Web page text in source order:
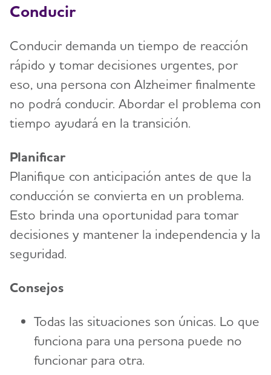
Conducir
Conducir demanda un tiempo de reacción
rápido y tomar decisiones urgentes, por
eso, una persona con Alzheimer finalmente
no podrá conducir. Abordar el problema con
tiempo ayudará en la transición.
Planificar
Planifique con anticipación antes de que la
conducción se convierta en un problema.
Esto brinda una oportunidad para tomar
decisiones y mantener la independencia y la
seguridad.
Consejos
Todas las situaciones son únicas. Lo que
funciona para una persona puede no
funcionar para otra.